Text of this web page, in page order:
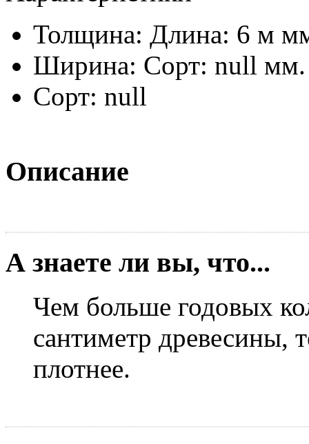
Толщина: Длина: 6 м
Ширина: Сорт: null мм.
Сорт: null
Описание
А знаете ли вы, что...
Чем больше годовых
сантиметр древесины,
плотнее.